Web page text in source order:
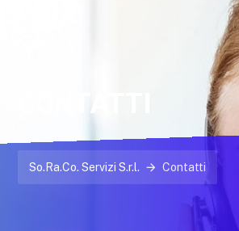
So.Ra.Co. Servizi S.r.l. Contatti